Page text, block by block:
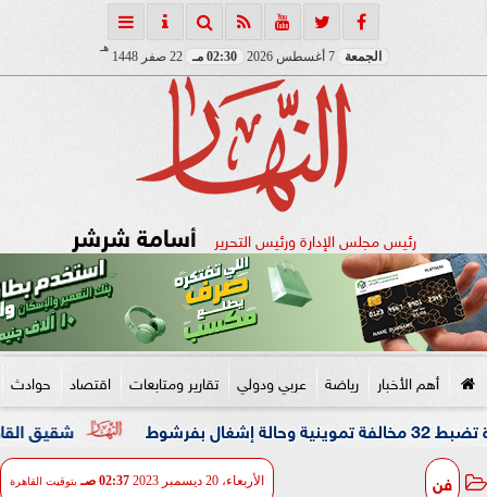
الجمعة 7 أغسطس 2026 02:30 مـ 22 صفر 1448
هـ
رئيس مجلس الإدارة ورئيس التحرير أسامة شرشر
أهم الأخبار رياضة عربي ودولي تقارير ومتابعات اقتصاد حوادث
شقيق القاضي
فن الأربعاء، 20 ديسمبر 2023 02:37 صـ بتوقيت القاهرة